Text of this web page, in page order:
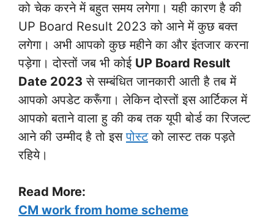
को चेक करने में बहुत समय लगेगा। यही कारण है की
UP Board Result 2023 को आने में कुछ बक्त
लगेगा। अभी आपको कुछ महीने का और इंतजार करना
पड़ेगा। दोस्तों जब भी कोई UP Board Result
Date 2023 से सम्बंधित जानकारी आती है तब में
आपको अपडेट करूँगा। लेकिन दोस्तों इस आर्टिकल में
आपको बताने वाला हु की कब तक यूपी बोर्ड का रिजल्ट
आने की उम्मीद है तो इसपोस्टको लास्ट तक पड़ते
रहिये।
Read More:
CM work from home scheme